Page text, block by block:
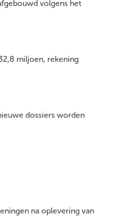
volgens het
miljoen, rekening
dossiers worden
na oplevering van